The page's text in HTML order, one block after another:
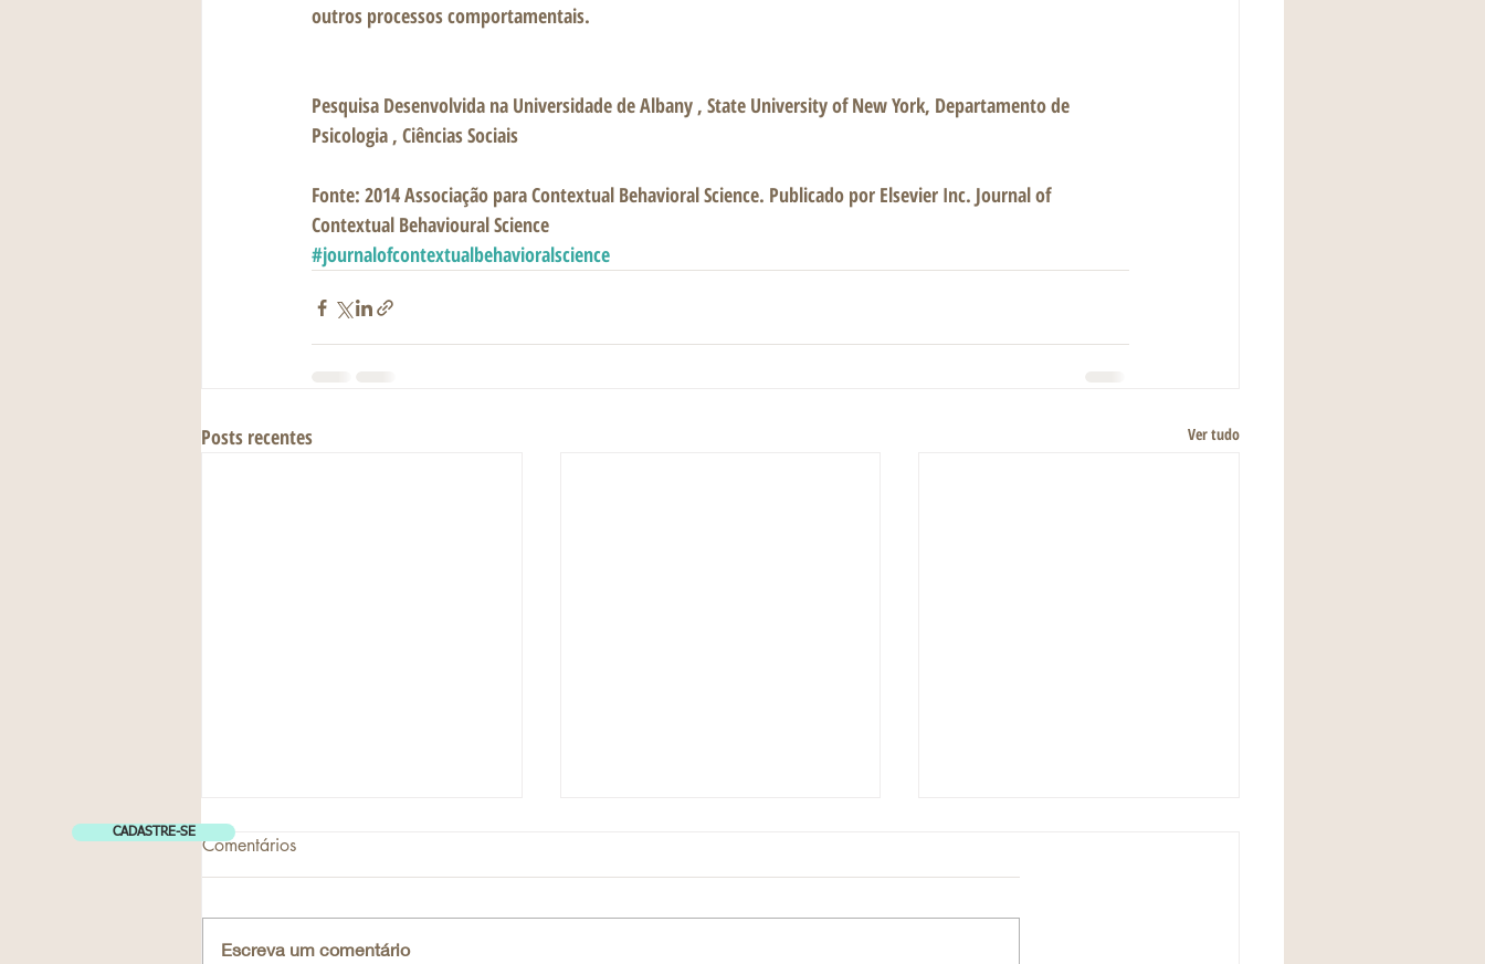
outros processos comportamentais.
Pesquisa Desenvolvida na Universidade de Albany , State University of New York, Departamento de
Psicologia , Ciências Sociais
Fonte: 2014 Associação para Contextual Behavioral Science. Publicado por Elsevier Inc. Journal of
Contextual Behavioural Science
#journalofcontextualbehavioralscience
Posts recentes Ver tudo
Comentários
Escreva um comentário
CADASTRE-SE